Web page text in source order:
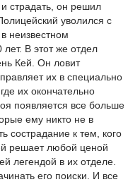
страдать, он решил
уволился с
неизвестном
В этот же отдел
Кей. Он ловит
их в специально
их окончательно
появляется все больше
ему никто не в
сострадание к тем, кого
решает любой ценой
легендой в их отделе.
его поиски. И все